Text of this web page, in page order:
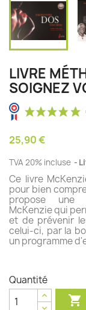
LIVRE
SOIGNEZ
25,90 €
TVA 20% incluse
Ce livre
pour bien
propose une
McKenzie qui
et de prévenir
celui-ci, par la
un programme
Quantité
